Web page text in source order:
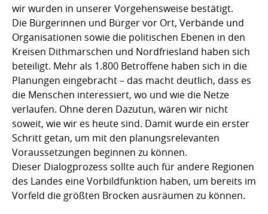
wir wurden in unserer Vorgehensweise bestätigt.
Die Bürgerinnen und Bürger vor Ort, Verbände und
Organisationen sowie die politischen Ebenen in den
Kreisen Dithmarschen und Nordfriesland haben sich
beteiligt. Mehr als 1.800 Betroffene haben sich in die
Planungen eingebracht – das macht deutlich, dass es
die Menschen interessiert, wo und wie die Netze
verlaufen. Ohne deren Dazutun, wären wir nicht
soweit, wie wir es heute sind. Damit wurde ein erster
Schritt getan, um mit den planungsrelevanten
Voraussetzungen beginnen zu können.
Dieser Dialogprozess sollte auch für andere Regionen
des Landes eine Vorbildfunktion haben, um bereits im
Vorfeld die größten Brocken ausräumen zu können.